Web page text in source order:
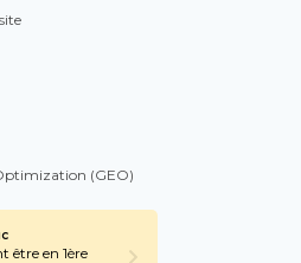
(GEO)
être en 1ère